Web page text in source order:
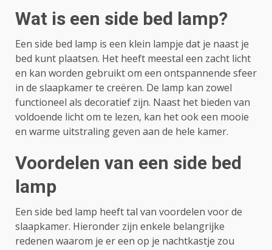
Wat is een side bed lamp?
Een side bed lamp is een klein lampje dat je naast je
bed kunt plaatsen. Het heeft meestal een zacht licht
en kan worden gebruikt om een ​​ontspannende sfeer
in de slaapkamer te creëren. De lamp kan zowel
functioneel als decoratief zijn. Naast het bieden van
voldoende licht om te lezen, kan het ook een mooie
en warme uitstraling geven aan de hele kamer.
Voordelen van een side bed
lamp
Een side bed lamp heeft tal van voordelen voor de
slaapkamer. Hieronder zijn enkele belangrijke
redenen waarom je er een op je nachtkastje zou